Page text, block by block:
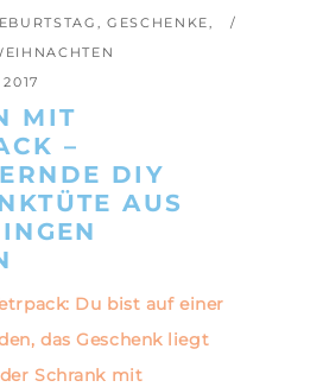
, GESCHENKE,
MIT
–
DIY
AUS
Du bist auf einer
das Geschenk liegt
Schrank mit